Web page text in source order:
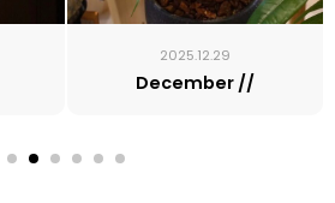
2025.12.29
December //